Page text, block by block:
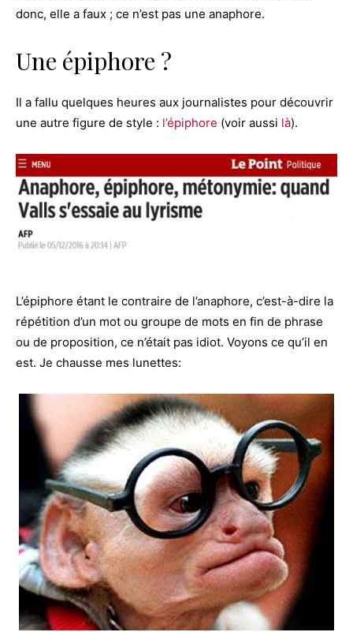
donc, elle a faux ; ce n’est pas une anaphore.
Une épiphore ?
Il a fallu quelques heures aux journalistes pour découvrir
une autre figure de style : l’épiphore (voir aussi là).
L’épiphore étant le contraire de l’anaphore, c’est-à-dire la
répétition d’un mot ou groupe de mots en fin de phrase
ou de proposition, ce n’était pas idiot. Voyons ce qu’il en
est. Je chausse mes lunettes: